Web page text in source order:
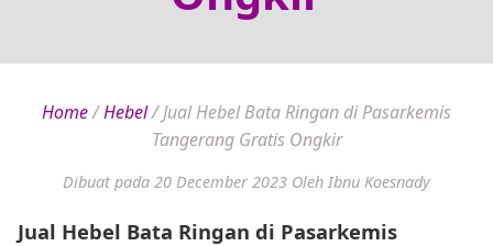
Home/Hebel/Jual Hebel Bata Ringan di Pasarkemis
Tangerang Gratis Ongkir
Dibuat pada 20 December 2023 Oleh Ibnu Koesnady
Jual Hebel Bata Ringan di Pasarkemis